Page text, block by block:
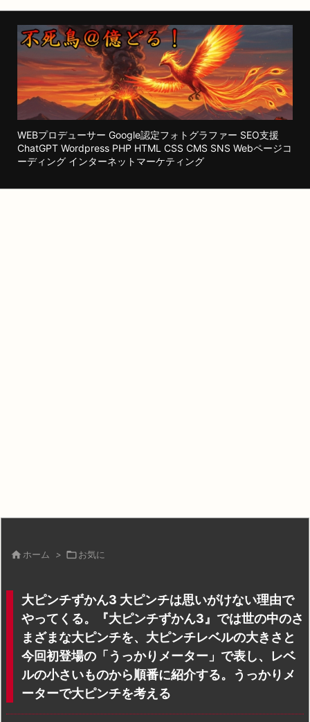
WEBプロデューサー Google認定フォトグラファー SEO支援
ChatGPT Wordpress PHP HTML CSS CMS SNS Webページコ
ーディング インターネットマーケティング
 ホーム > お気に
大ピンチずかん3 大ピンチは思いがけない理由で
やってくる。『大ピンチずかん3』では世の中のさ
まざまな大ピンチを、大ピンチレベルの大きさと
今回初登場の「うっかりメーター」で表し、レベ
ルの小さいものから順番に紹介する。うっかりメ
ーターで大ピンチを考える